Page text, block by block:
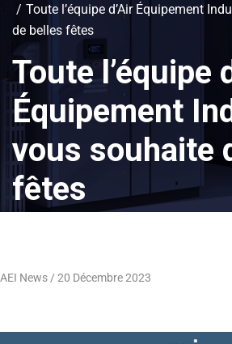
Toute l’équipe d’Air Équipement
de belles fêtes
Toute l’équipe
Équipement
vous souhaite
fêtes
AEI News 20 Décembre 2023